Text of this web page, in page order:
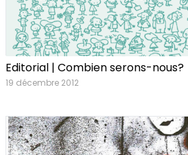
Editorial | Combien serons-nous?
19 décembre 2012